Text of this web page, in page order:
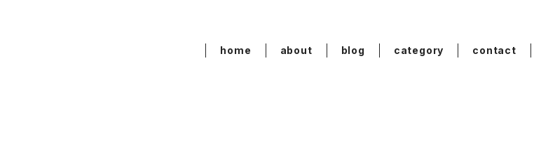
home about blog category contact